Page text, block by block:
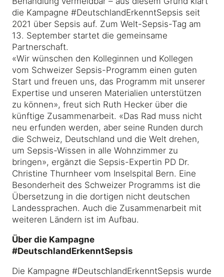
die Kampagne #DeutschlandErkenntSepsis seit
2021 über Sepsis auf. Zum Welt-Sepsis-Tag am
13. September startet die gemeinsame
Partnerschaft.
«Wir wünschen den Kolleginnen und Kollegen
vom Schweizer Sepsis-Programm einen guten
Start und freuen uns, das Programm mit unserer
Expertise und unseren Materialien unterstützen
zu können», freut sich Ruth Hecker über die
künftige Zusammenarbeit. «Das Rad muss nicht
neu erfunden werden, aber seine Runden durch
die Schweiz, Deutschland und die Welt drehen,
um Sepsis-Wissen in alle Wohnzimmer zu
bringen», ergänzt die Sepsis-Expertin PD Dr.
Christine Thurnheer vom Inselspital Bern. Eine
Besonderheit des Schweizer Programms ist die
Übersetzung in die dortigen nicht deutschen
Landessprachen. Auch die Zusammenarbeit mit
weiteren Ländern ist im Aufbau.
Über die Kampagne
#DeutschlandErkenntSepsis
Die Kampagne #DeutschlandErkenntSepsis wurde